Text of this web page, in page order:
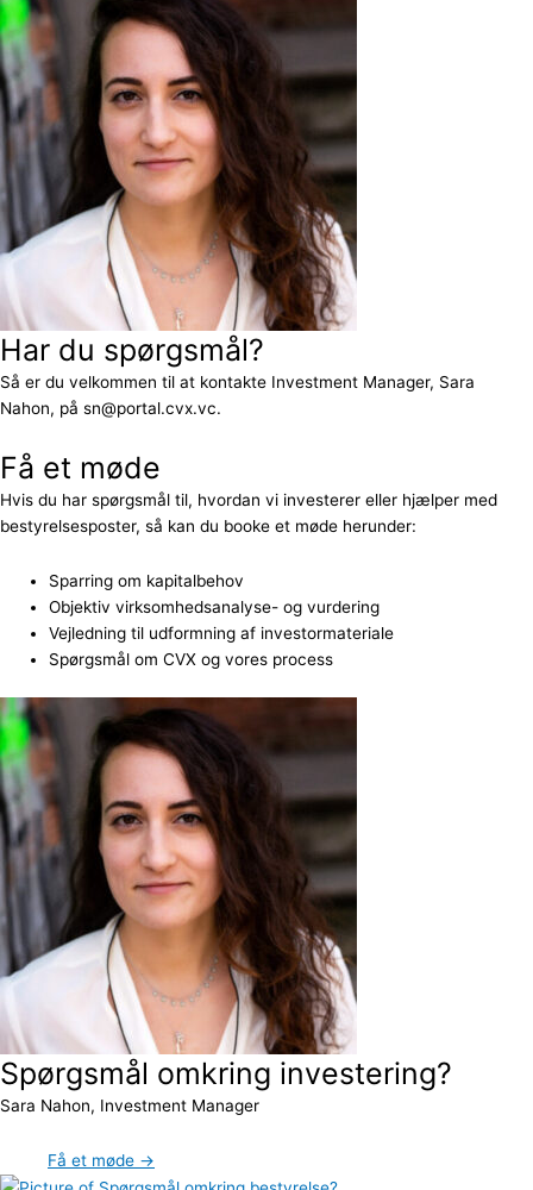
Har du spørgsmål?
Så er du velkommen til at kontakte Investment Manager, Sara
Nahon, på sn@portal.cvx.vc.
Få et møde
Hvis du har spørgsmål til, hvordan vi investerer eller hjælper med
bestyrelsesposter, så kan du booke et møde herunder:
Sparring om kapitalbehov
Objektiv virksomhedsanalyse- og vurdering
Vejledning til udformning af investormateriale
Spørgsmål om CVX og vores process
Spørgsmål omkring investering?
Sara Nahon, Investment Manager
Få et møde →